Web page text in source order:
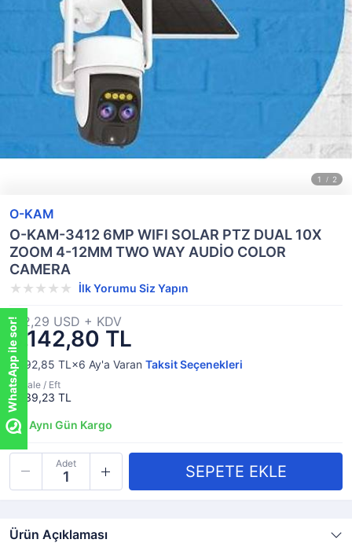
O-KAM
O-KAM-3412 6MP WIFI SOLAR PTZ DUAL 10X
ZOOM 4-12MM TWO WAY AUDİO COLOR
CAMERA
İlk Yorumu Siz Yapın
8.142,80 TL
142,29 USD + KDV
1.492,85 TL×6 Ay'a Varan Taksit Seçenekleri
Havale / Eft
7.939,23 TL
Aynı Gün Kargo
Adet
Ürün Açıklaması
WhatsApp ile sor!
WhatsApp ile sor!